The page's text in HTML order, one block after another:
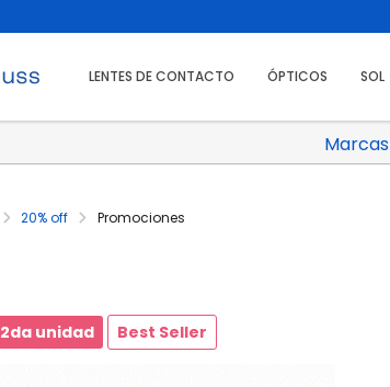
LENTES DE CONTACTO ÓPTICOS SOL
20% off Promociones
Marcas
unidad Best Seller